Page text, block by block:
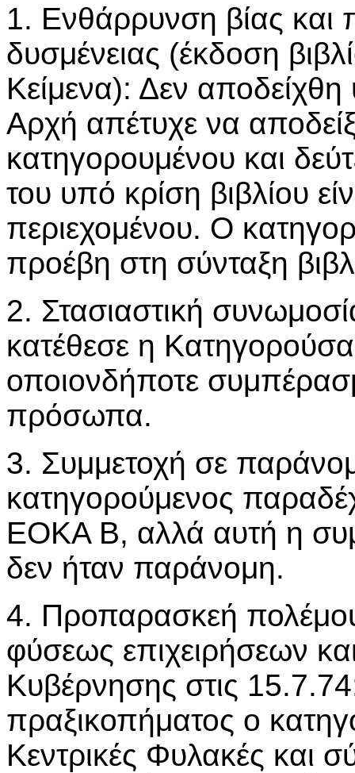
1. Ενθάρρυνση βίας
δυσμένειας (έκδοση
Κείμενα): Δεν
Αρχή απέτυχε να
κατηγορουμένου και
του υπό κρίση βιβλίου
περιεχομένου. Ο
προέβη στη σύνταξη
2. Στασιαστική
κατέθεσε η
οποιονδήποτε
πρόσωπα.
3. Συμμετοχή σε
κατηγορούμενος
ΕΟΚΑ Β, αλλά αυτή η
δεν ήταν παράνομη.
4. Προπαρασκεή
φύσεως επιχειρήσεων
Κυβέρνησης στις
πραξικοπήματος ο
Κεντρικές Φυλακές και